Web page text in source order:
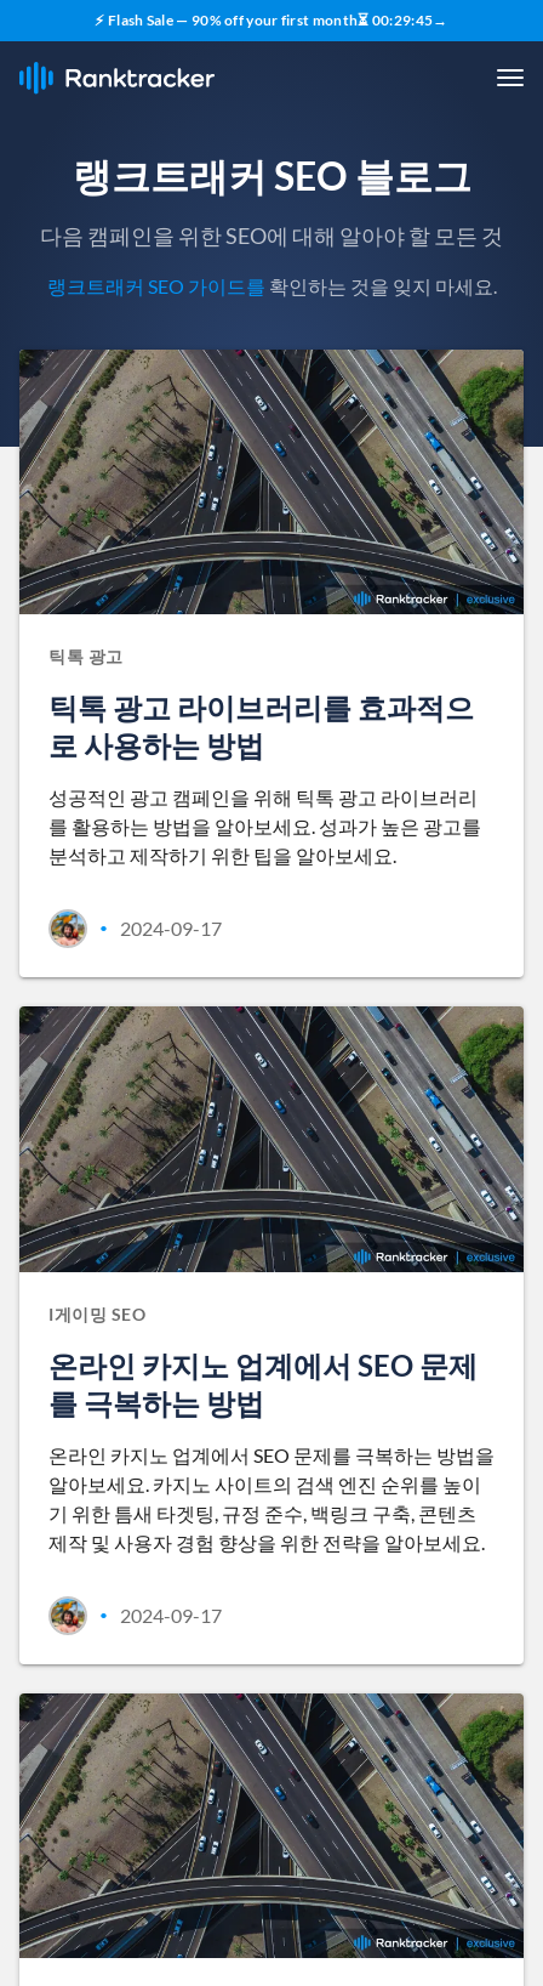
⚡ Flash Sale — 90% off your first month⏳ 00:29:43→
랭크트래커 SEO 블로그
다음 캠페인을 위한 SEO에 대해 알아야 할 모든 것
랭크트래커 SEO 가이드를 확인하는 것을 잊지 마세요.
틱톡 광고
틱톡 광고 라이브러리를 효과적으
로 사용하는 방법
성공적인 광고 캠페인을 위해 틱톡 광고 라이브러리
를 활용하는 방법을 알아보세요. 성과가 높은 광고를
분석하고 제작하기 위한 팁을 알아보세요.
• 2024-09-17
I게이밍 SEO
온라인 카지노 업계에서 SEO 문제
를 극복하는 방법
온라인 카지노 업계에서 SEO 문제를 극복하는 방법을
알아보세요. 카지노 사이트의 검색 엔진 순위를 높이
기 위한 틈새 타겟팅, 규정 준수, 백링크 구축, 콘텐츠
제작 및 사용자 경험 향상을 위한 전략을 알아보세요.
• 2024-09-17